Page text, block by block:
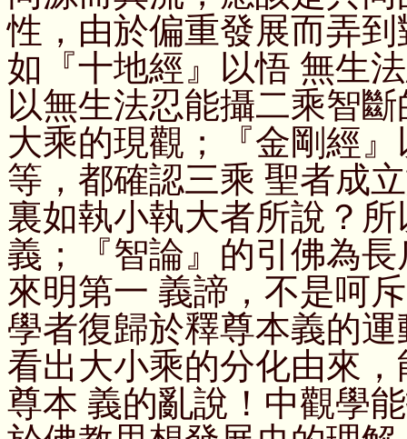
性，由於偏重發展而弄
如『十地經』以悟 無生
以無生法忍能攝二乘智
大乘的現觀；『金剛經
等，都確認三乘 聖者成
裏如執小執大者所說？
義；『智論』的引佛為
來明第一 義諦，不是呵
學者復歸於釋尊本義的
看出大小乘的分化由來
尊本 義的亂說！中觀學